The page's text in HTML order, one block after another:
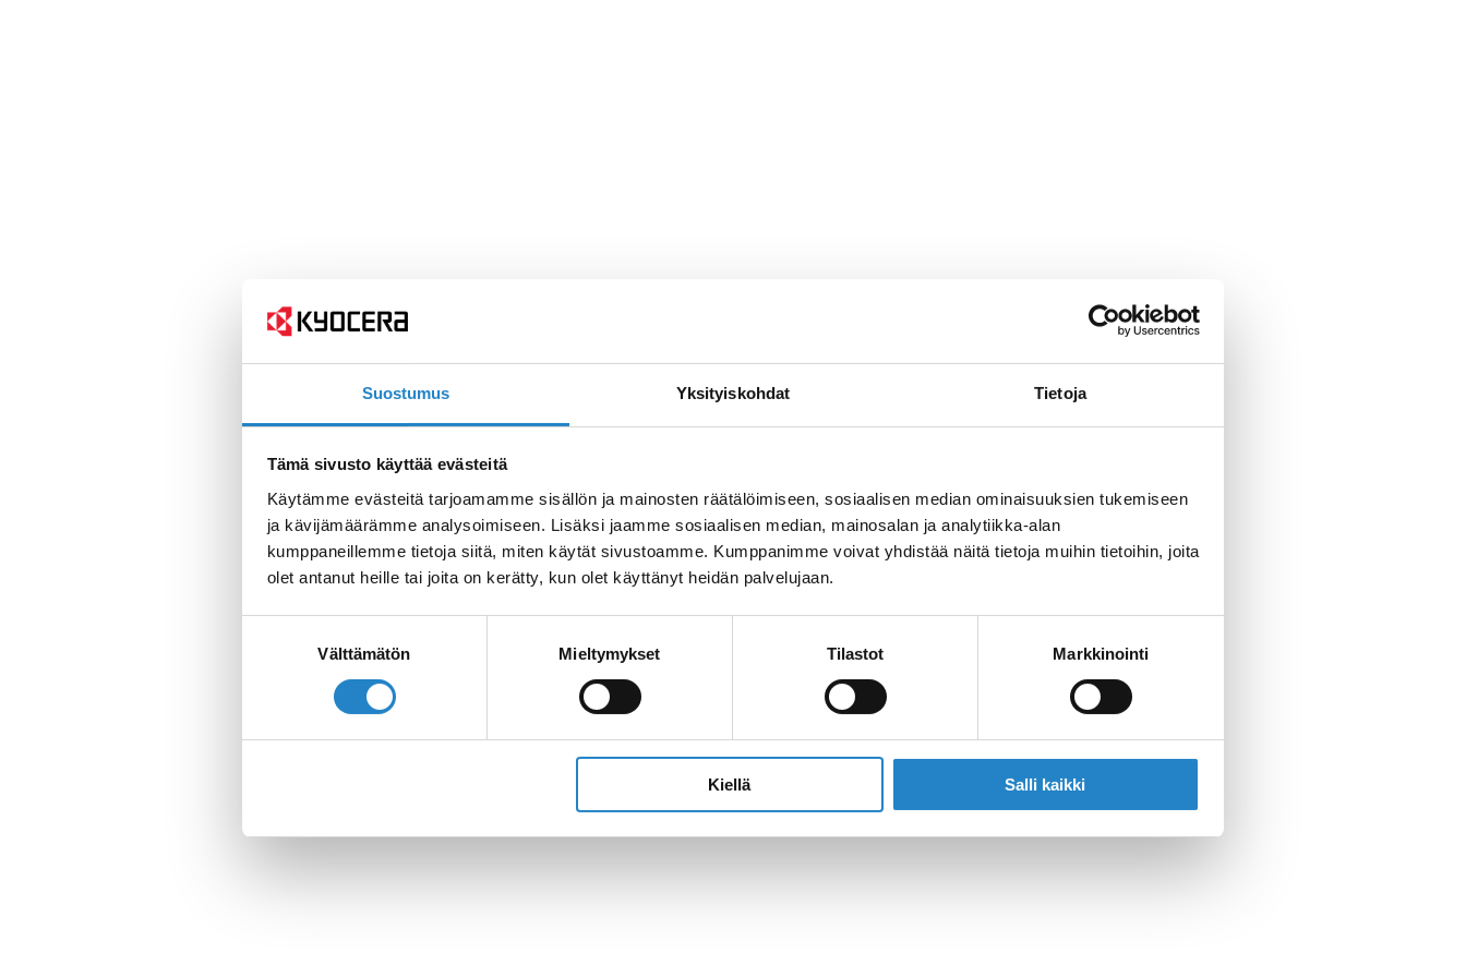
Suostumus Yksityiskohdat Tietoja
Tämä sivusto käyttää evästeitä
Käytämme evästeitä tarjoamamme sisällön ja mainosten räätälöimiseen, sosiaalisen median ominaisuuksien tukemiseen
ja kävijämäärämme analysoimiseen. Lisäksi jaamme sosiaalisen median, mainosalan ja analytiikka-alan
kumppaneillemme tietoja siitä, miten käytät sivustoamme. Kumppanimme voivat yhdistää näitä tietoja muihin tietoihin, joita
olet antanut heille tai joita on kerätty, kun olet käyttänyt heidän palvelujaan.
Välttämätön Mieltymykset Tilastot Markkinointi
Kiellä Salli kaikki